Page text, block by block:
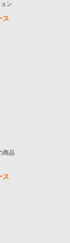
ン
ス
商品
ス